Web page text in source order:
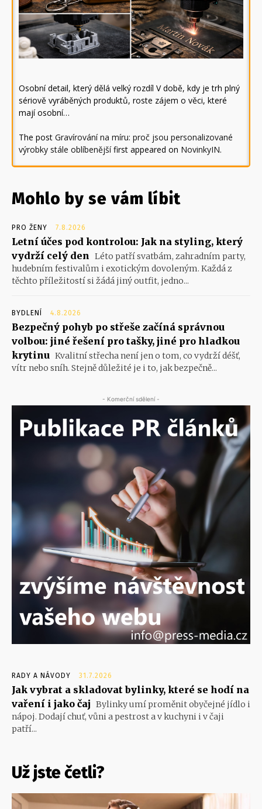
Osobní detail, který dělá velký rozdíl V době, kdy je trh plný
sériově vyráběných produktů, roste zájem o věci, které
mají osobní…
The post Gravírování na míru: proč jsou personalizované
výrobky stále oblíbenějšífirst appeared on NovinkyIN.
Mohlo by se vám líbit
PRO ŽENY 7.8.2026
Letní účes pod kontrolou: Jak na styling, který
vydrží celý den Léto patří svatbám, zahradním party,
hudebním festivalům i exotickým dovoleným. Každá z
těchto příležitostí si žádá jiný outfit, jedno...
BYDLENÍ 4.8.2026
Bezpečný pohyb po střeše začíná správnou
volbou: jiné řešení pro tašky, jiné pro hladkou
krytinu Kvalitní střecha není jen o tom, co vydrží déšť,
vítr nebo sníh. Stejně důležité je i to, jak bezpečně...
- Komerční sdělení -
RADY A NÁVODY 31.7.2026
Jak vybrat a skladovat bylinky, které se hodí na
vaření i jako čaj Bylinky umí proměnit obyčejné jídlo i
nápoj. Dodají chuť, vůni a pestrost a v kuchyni i v čaji
patří...
Už jste četli?